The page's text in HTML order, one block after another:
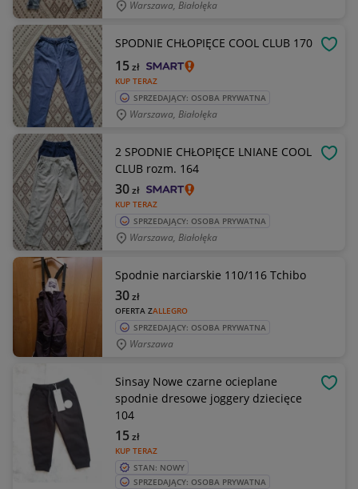
Warszawa, Białołęka
SPODNIE CHŁOPIĘCE COOL CLUB 170
KUP TERAZ
15zł
SPRZEDAJĄCY: OSOBA PRYWATNA
Warszawa, Białołęka
2 SPODNIE CHŁOPIĘCE LNIANE COOL
CLUB rozm. 164
KUP TERAZ
30zł
SPRZEDAJĄCY: OSOBA PRYWATNA
Warszawa, Białołęka
Spodnie narciarskie 110/116 Tchibo
OFERTA ZALLEGRO
30zł
SPRZEDAJĄCY: OSOBA PRYWATNA
Warszawa
Sinsay Nowe czarne ocieplane
spodnie dresowe joggery dziecięce
104
KUP TERAZ
15zł
STAN: NOWY
SPRZEDAJĄCY: OSOBA PRYWATNA